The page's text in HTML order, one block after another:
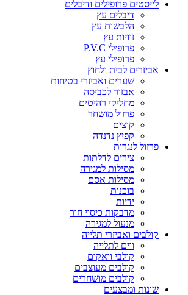
לייסטים פרופילים ודיבלים
דיבלים עץ
הלבשות עץ
זוויות עץ
פרופילי P.V.C
פרופילי עץ
אביזרים לבית ולחוץ
שערים ואביזרי בטיחות
אבזור לכביסה
מחליקי רהיטים
פרזול מושחר
קוצים
קפיץ נדנדה
פרזול לנגרות
צירים לדלתות
מסילות למגירה
מסילות אסם
בוכנות
ידיות
מדבקות כיסוי חור
מנעול למגירה
קולבים ואביזרי תלייה
ווים לתלייה
קולבי וואקום
קולבים מעוצבים
קולבים מושחרים
שונות ומבצעים